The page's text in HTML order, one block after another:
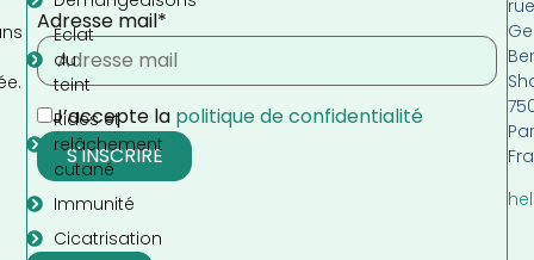
Adresse mail*
J’accepte la politique de confidentialité
Eclat
du
teint
Rides et
relâchement
cutané
Immunité
Cicatrisation
rue